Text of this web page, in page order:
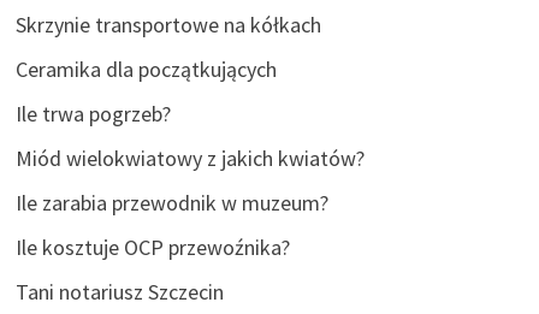
Skrzynie transportowe na kółkach
Ceramika dla początkujących
Ile trwa pogrzeb?
Miód wielokwiatowy z jakich kwiatów?
Ile zarabia przewodnik w muzeum?
Ile kosztuje OCP przewoźnika?
Tani notariusz Szczecin